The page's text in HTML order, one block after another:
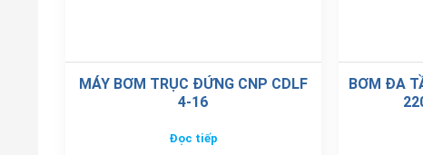
MÁY BƠM TRỤC ĐỨNG CNP CDLF
4-16
Đọc tiếp
BƠM ĐA